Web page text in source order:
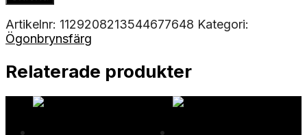
Artikelnr: 1129208213544677648 Kategori:
Ögonbrynsfärg
Relaterade produkter